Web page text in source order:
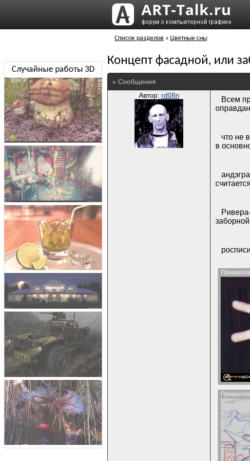
Список разделов » Цветные сны
Концепт фасадной, или
» Сообщения
Автор: rd08n
Всем
что не
в
заборной
Случайные работы 3D